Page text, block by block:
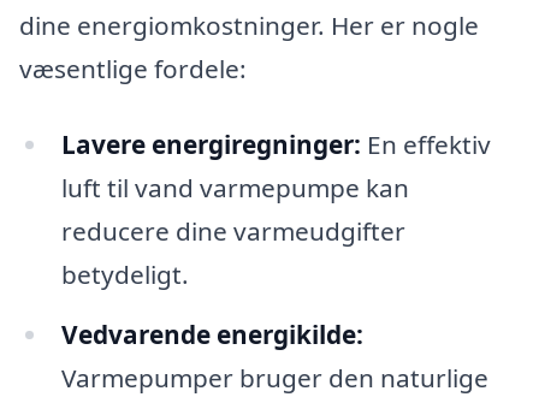
dine energiomkostninger. Her er nogle
væsentlige fordele:
Lavere energiregninger: En effektiv
luft til vand varmepumpe kan
reducere dine varmeudgifter
betydeligt.
Vedvarende energikilde:
Varmepumper bruger den naturlige